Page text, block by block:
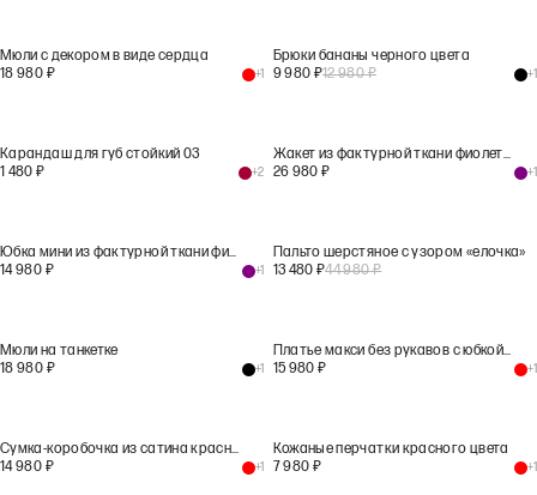
Мюли с декором в виде сердца
18 980 ₽ +1
Брюки бананы черного цвета
9 980 ₽12 980₽ +1
Карандаш для губ стойкий 03
1 480 ₽ +2
Жакет из фактурной ткани фиолетового цвета
26 980 ₽ +1
Юбка мини из фактурной ткани фиолетового цвета
14 980 ₽ +1
Пальто шерстяное с узором «елочка»
13 480 ₽44 980₽
Мюли на танкетке
18 980 ₽ +1
Платье макси без рукавов с юбкой на запах красного цвета
15 980 ₽ +1
Сумка-коробочка из сатина красного цвета
14 980 ₽ +1
Кожаные перчатки красного цвета
7 980 ₽ +1